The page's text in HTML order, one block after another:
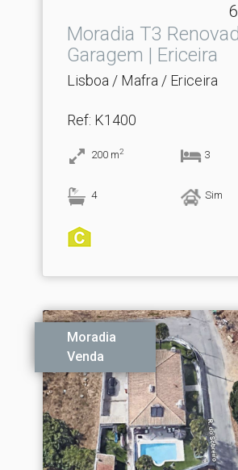
Moradia T3
Garagem | Ericeira
Lisboa / Mafra / Ericeira
Ref: K1400
200 m2 3
4 Sim
Moradia
Venda